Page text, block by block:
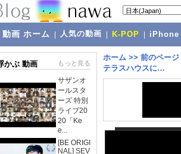
動画 ホーム 人気の動画 K-POP iPhone
かぶ 動画 もっと見る
サザンオ
ールスタ
ーズ 特別
ライブ20
20「Ke
e...
[BE ORIGI
NAL] SEV
ホーム >> 前のページ
テラスハウスに…